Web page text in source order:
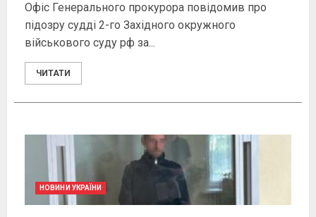
Офіс Генерального прокурора повідомив про
підозру судді 2-го Західного окружного
військового суду рф за...
ЧИТАТИ
НОВИНИ УКРАЇНИ